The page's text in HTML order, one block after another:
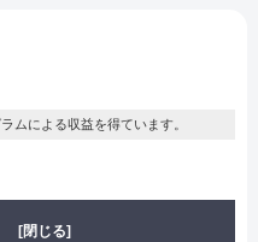
ムによる収益を得ています。
[閉じる]